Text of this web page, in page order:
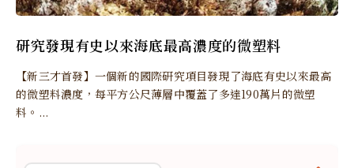
研究發現有史以來海底最高濃度的微塑料
【新三才首發】一個新的國際研究項目發現了海底有史以來最高
的微塑料濃度，每平方公尺薄層中覆蓋了多達190萬片的微塑
料。...